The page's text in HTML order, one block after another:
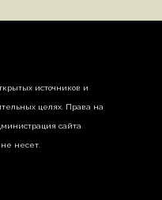
источников и
целях. Права на
сайта
не несет.